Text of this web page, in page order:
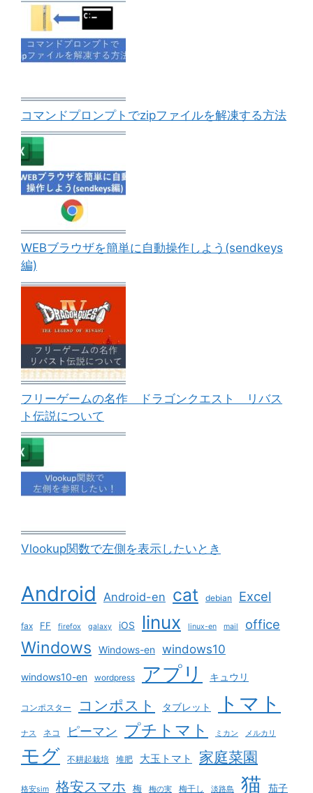
コマンドプロンプトでzipファイルを解凍する方法
WEBブラウザを簡単に自動操作しよう(sendkeys
編)
フリーゲームの名作 ドラゴンクエスト リバス
ト伝説について
Vlookup関数で左側を表示したいとき
Android Android-en cat debian Excel
fax FF firefox galaxy iOS linux linux-en mail office
Windows Windows-en windows10
windows10-en wordpress アプリ キュウリ
コンポスター コンポスト タブレット トマト
ナス ネコ ピーマン プチトマト ミカン メルカリ
モグ 不耕起栽培 堆肥 大玉トマト 家庭菜園
格安sim 格安スマホ 梅 梅の実 梅干し 淡路島 猫 茄子